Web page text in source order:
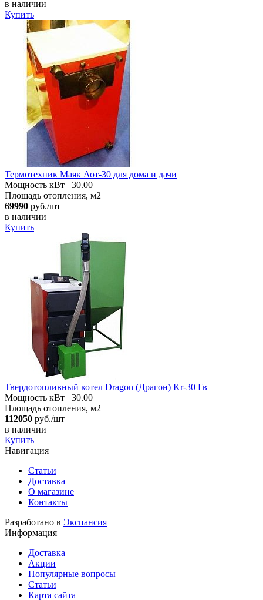
в наличии
Купить
Термотехник Маяк Аот-30 для дома и дачи
Мощность кВт
30.00
Площадь отопления, м2
69990 руб./шт
в наличии
Купить
Твердотопливный котел Dragon (Драгон) Kr-30 Гв
Мощность кВт
30.00
Площадь отопления, м2
112050 руб./шт
в наличии
Купить
Навигация
Статьи
Доставка
О магазине
Контакты
Разработано в Экспансия
Информация
Доставка
Акции
Популярные вопросы
Статьи
Карта сайта